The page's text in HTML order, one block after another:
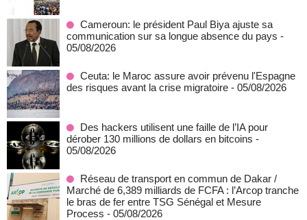
Cameroun: le président Paul Biya ajuste sa
communication sur sa longue absence du pays -
05/08/2026
Ceuta: le Maroc assure avoir prévenu l'Espagne
des risques avant la crise migratoire - 05/08/2026
Des hackers utilisent une faille de l’IA pour
dérober 130 millions de dollars en bitcoins -
05/08/2026
Réseau de transport en commun de Dakar /
Marché de 6,389 milliards de FCFA : l’Arcop tranche
le bras de fer entre TSG Sénégal et Mesure
Process - 05/08/2026